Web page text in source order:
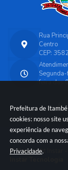
Prefeitura de
cookies: nosso site
experiência de
concorda com a
Privacidade.
Rua
Centro
CEP:
feira das
Portal
© Copyright Instar